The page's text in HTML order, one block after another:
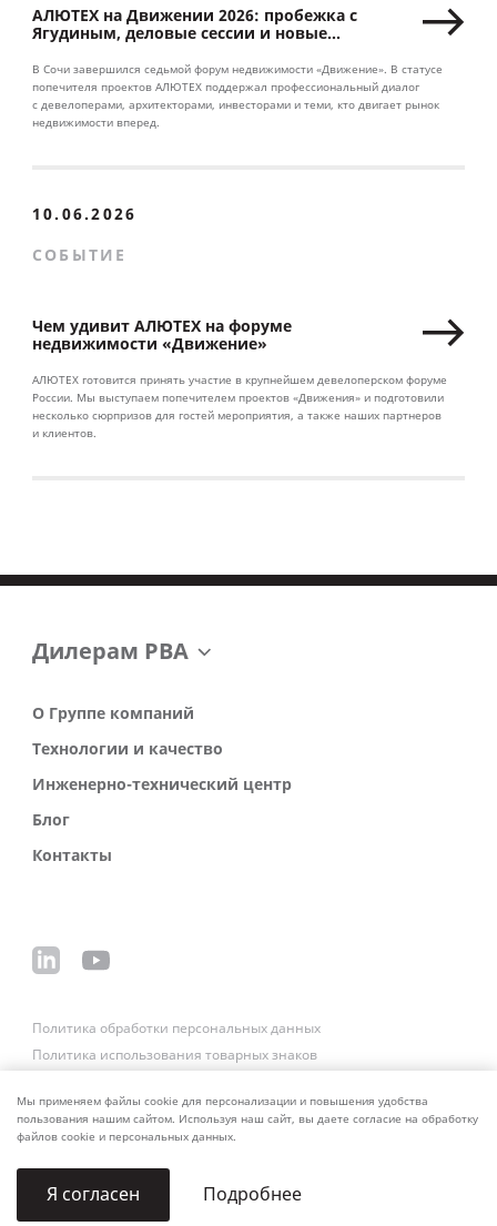
АЛЮТЕХ на Движении 2026: пробежка с
Ягудиным, деловые сессии и новые
В Сочи завершился седьмой форум недвижимости «Движение». В статусе
попечителя проектов АЛЮТЕХ поддержал профессиональный диалог
с девелоперами, архитекторами, инвесторами и теми, кто двигает рынок
недвижимости вперед.
10.06.2026
СОБЫТИЕ
Чем удивит АЛЮТЕХ на форуме
недвижимости «Движение»
АЛЮТЕХ готовится принять участие в крупнейшем девелоперском форуме
России. Мы выступаем попечителем проектов «Движения» и подготовили
несколько сюрпризов для гостей мероприятия, а также наших партнеров
и клиентов.
Дилерам РВА
О Группе компаний
Технологии и качество
Инженерно-технический центр
Блог
Контакты
Политика обработки персональных данных
Политика использования товарных знаков
© 2006–2026 ALUTECH. Все права защищены
Мы применяем файлы cookie для персонализации и повышения удобства
пользования нашим сайтом. Используя наш сайт, вы даете согласие на обработку
файлов cookie и персональных данных.
Я согласен Подробнее